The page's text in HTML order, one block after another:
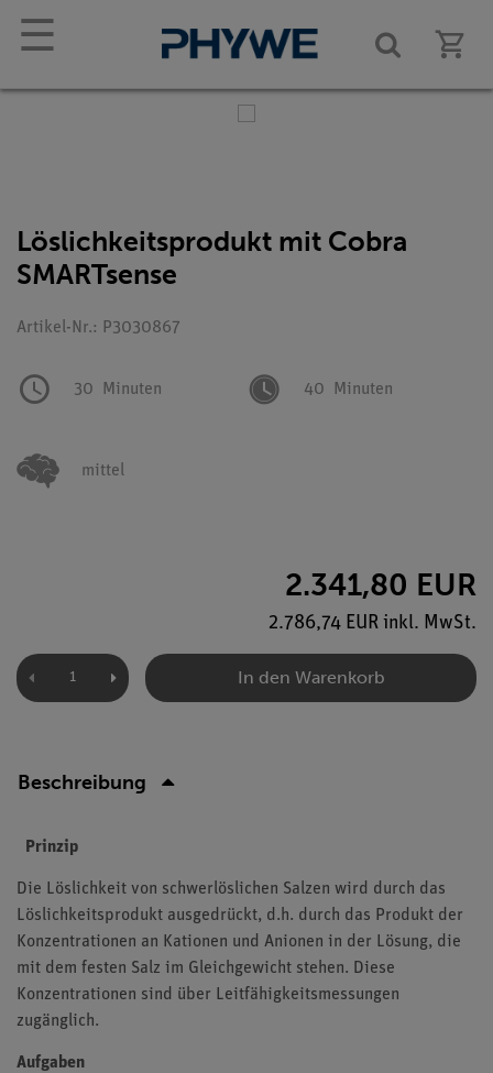
☰
Löslichkeitsprodukt mit Cobra
SMARTsense
Artikel-Nr.: P3030867
30 Minuten 40 Minuten
mittel
2.341,80 EUR
2.786,74 EUR inkl. MwSt.
In den Warenkorb
Beschreibung
Prinzip
Die Löslichkeit von schwerlöslichen Salzen wird durch das
Löslichkeitsprodukt ausgedrückt, d.h. durch das Produkt der
Konzentrationen an Kationen und Anionen in der Lösung, die
mit dem festen Salz im Gleichgewicht stehen. Diese
Konzentrationen sind über Leitfähigkeitsmessungen
zugänglich.
Aufgaben